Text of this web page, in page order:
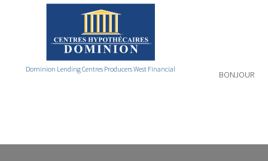
Dominion Lending Centres Producers West Financial
BONJOUR